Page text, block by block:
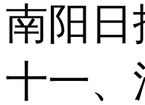
南阳日
十一、